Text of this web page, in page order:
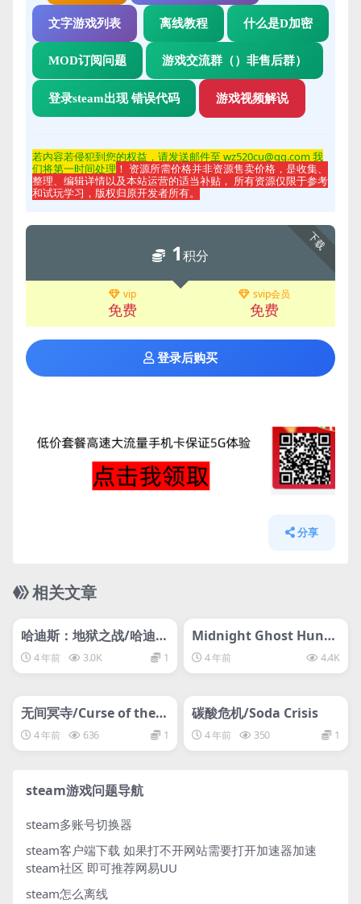
文字游戏列表 离线教程 什么是D加密
MOD订阅问题 游戏交流群（）非售后群）
登录steam出现 错误代码 游戏视频解说
若内容若侵犯到您的权益，请发送邮件至 wz520cu@qq.com 我
们将第一时间处理 ！ 资源所需价格并非资源售卖价格，是收集、
整理、编辑详情以及本站运营的适当补贴， 所有资源仅限于参考
和试玩学习，版权归原开发者所有。
下载
1积分
vip
免费
svip会员
免费
登录后购买
分享
相关文章
svip专属
哈迪斯：地狱之战/哈迪
斯：杀出地狱/Hades
4 年前 3.0K 1
svip专属
Midnight Ghost Hunt/
午夜猎魂
4 年前 4.4K
svip专属
无间冥寺/Curse of the D
ead Gods
4 年前 636 1
svip专属
碳酸危机/Soda Crisis
4 年前 350 1
steam游戏问题导航
steam多账号切换器
steam客户端下载 如果打不开网站需要打开加速器加速
steam社区 即可推荐网易UU
steam怎么离线